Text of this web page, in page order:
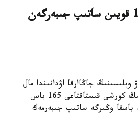
كورشى اۋىلدىڭ 165 قويىن ساتىپ جىبەرگەن
وبلىسىنىڭ جاڭاارقا اۋدانىندا مال
باعۋعا جالدانعان ەر ادامنىڭ كورشى قىستاقتاعى 165 باس
وڭىرگە ساتىپ جىبەرمەك